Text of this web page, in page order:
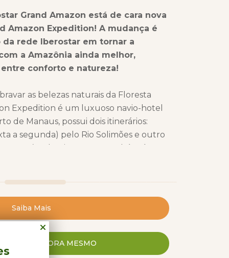
Grand Amazon está de cara nova
Amazon Expedition! A mudança é
rede Iberostar em tornar a
a Amazônia ainda melhor,
conforto e natureza!
as belezas naturais da Floresta
Expedition é um luxuoso navio-hotel
de Manaus, possui dois itinerários:
a segunda) pelo Rio Solimões e outro
sexta) pelo Rio Negro. Também é
que dura uma semana.
faz algumas paradas para que os
de perto o cenário amazônico e
como trilhas pela floresta, visitas à
folclóricos da região, pesca e passeios
da diária e inseridos no roteiro do
Saiba Mais
AGORA MESMO